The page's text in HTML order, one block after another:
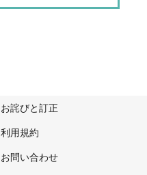
お詫びと訂正
利用規約
お問い合わせ